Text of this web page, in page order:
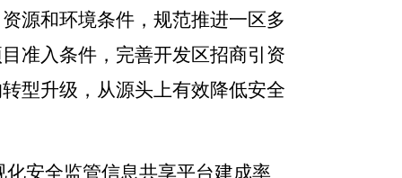
源和环境条件，规范推进一区多
准入条件，完善开发区招商引资
型升级，从源头上有效降低安全
化安全监管信息共享平台建成率